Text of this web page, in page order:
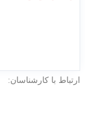
ارتباط با کارشناسان: